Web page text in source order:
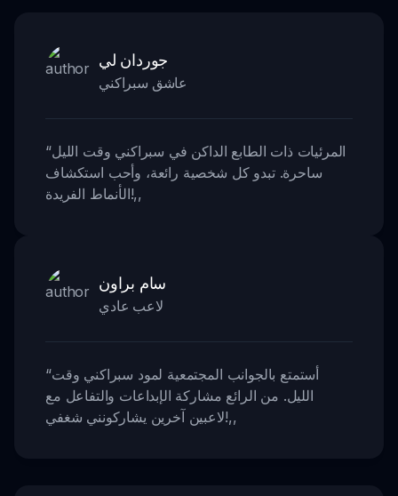
جوردان لي
عاشق سبراكني
“المرئيات ذات الطابع الداكن في سبراكني وقت الليل
ساحرة. تبدو كل شخصية رائعة، وأحب استكشاف
الأنماط الفريدة!,,
سام براون
لاعب عادي
“أستمتع بالجوانب المجتمعية لمود سبراكني وقت
الليل. من الرائع مشاركة الإبداعات والتفاعل مع
لاعبين آخرين يشاركونني شغفي!,,